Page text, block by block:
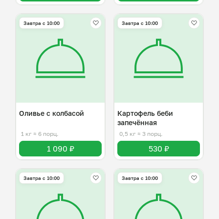
Завтра c 10:00
Оливье с колбасой
1 кг ≈ 6 порц.
1 090 ₽
Завтра c 10:00
Картофель беби
запечённая
0,5 кг ≈ 3 порц.
530 ₽
Завтра c 10:00 Завтра c 10:00